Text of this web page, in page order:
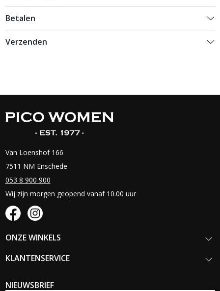
Betalen
Verzenden
Van Loenshof 166
7511 NM Enschede
053 8 900 900
Wij zijn morgen geopend vanaf 10.00 uur
ONZE WINKELS
KLANTENSERVICE
NIEUWSBRIEF